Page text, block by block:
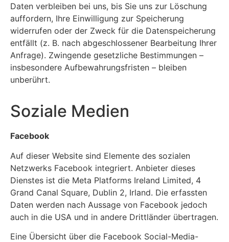
Daten verbleiben bei uns, bis Sie uns zur Löschung
auffordern, Ihre Einwilligung zur Speicherung
widerrufen oder der Zweck für die Datenspeicherung
entfällt (z. B. nach abgeschlossener Bearbeitung Ihrer
Anfrage). Zwingende gesetzliche Bestimmungen –
insbesondere Aufbewahrungsfristen – bleiben
unberührt.
Soziale Medien
Facebook
Auf dieser Website sind Elemente des sozialen
Netzwerks Facebook integriert. Anbieter dieses
Dienstes ist die Meta Platforms Ireland Limited, 4
Grand Canal Square, Dublin 2, Irland. Die erfassten
Daten werden nach Aussage von Facebook jedoch
auch in die USA und in andere Drittländer übertragen.
Eine Übersicht über die Facebook Social-Media-